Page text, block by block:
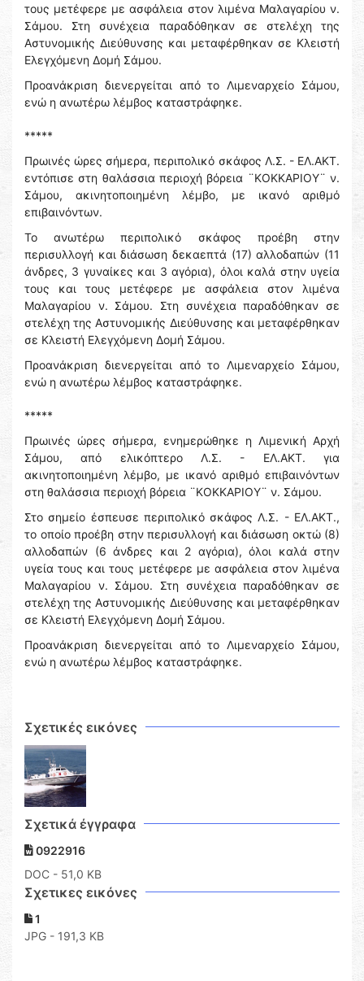
τους μετέφερε με ασφάλεια στον λιμένα Μαλαγαρίου ν.
Σάμου. Στη συνέχεια παραδόθηκαν σε στελέχη της
Αστυνομικής Διεύθυνσης και μεταφέρθηκαν σε Κλειστή
Ελεγχόμενη Δομή Σάμου.
Προανάκριση διενεργείται από το Λιμεναρχείο Σάμου,
ενώ η ανωτέρω λέμβος καταστράφηκε.
*****
Πρωινές ώρες σήμερα, περιπολικό σκάφος Λ.Σ. - ΕΛ.ΑΚΤ.
εντόπισε στη θαλάσσια περιοχή βόρεια ¨ΚΟΚΚΑΡΙΟΥ¨ ν.
Σάμου, ακινητοποιημένη λέμβο, με ικανό αριθμό
επιβαινόντων.
Το ανωτέρω περιπολικό σκάφος προέβη στην
περισυλλογή και διάσωση δεκαεπτά (17) αλλοδαπών (11
άνδρες, 3 γυναίκες και 3 αγόρια), όλοι καλά στην υγεία
τους και τους μετέφερε με ασφάλεια στον λιμένα
Μαλαγαρίου ν. Σάμου. Στη συνέχεια παραδόθηκαν σε
στελέχη της Αστυνομικής Διεύθυνσης και μεταφέρθηκαν
σε Κλειστή Ελεγχόμενη Δομή Σάμου.
Προανάκριση διενεργείται από το Λιμεναρχείο Σάμου,
ενώ η ανωτέρω λέμβος καταστράφηκε.
*****
Πρωινές ώρες σήμερα, ενημερώθηκε η Λιμενική Αρχή
Σάμου, από ελικόπτερο Λ.Σ. - ΕΛ.ΑΚΤ. για
ακινητοποιημένη λέμβο, με ικανό αριθμό επιβαινόντων
στη θαλάσσια περιοχή βόρεια ¨ΚΟΚΚΑΡΙΟΥ¨ ν. Σάμου.
Στο σημείο έσπευσε περιπολικό σκάφος Λ.Σ. - ΕΛ.ΑΚΤ.,
το οποίο προέβη στην περισυλλογή και διάσωση οκτώ (8)
αλλοδαπών (6 άνδρες και 2 αγόρια), όλοι καλά στην
υγεία τους και τους μετέφερε με ασφάλεια στον λιμένα
Μαλαγαρίου ν. Σάμου. Στη συνέχεια παραδόθηκαν σε
στελέχη της Αστυνομικής Διεύθυνσης και μεταφέρθηκαν
σε Κλειστή Ελεγχόμενη Δομή Σάμου.
Προανάκριση διενεργείται από το Λιμεναρχείο Σάμου,
ενώ η ανωτέρω λέμβος καταστράφηκε.
Σχετικές εικόνες
Σχετικά έγγραφα
0922916
DOC - 51,0 KB
Σχετικες εικόνες
1
JPG - 191,3 KB